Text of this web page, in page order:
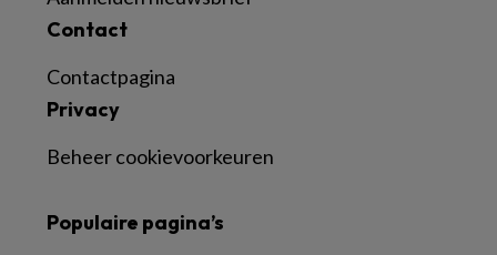
Contact
Contactpagina
Privacy
Beheer cookievoorkeuren
Populaire pagina’s